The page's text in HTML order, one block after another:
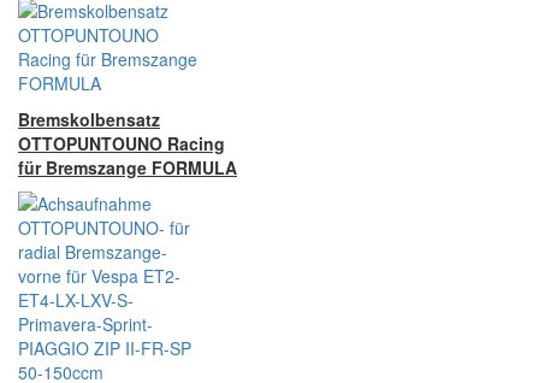
Bremskolbensatz
OTTOPUNTOUNO Racing
für Bremszange FORMULA